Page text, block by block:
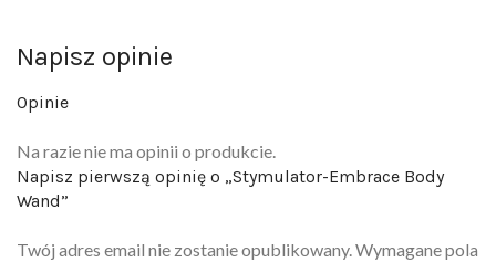
Opinie
Napisz pierwszą opinię o „Stymulator-Embrace Body
Wand”
są oznaczone*